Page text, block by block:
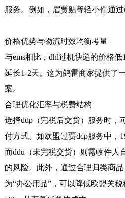
服务。例如，眉贾贴等轻小件通过
价格优势与物流时效均衡考量
与ems相比，dhl过机快递的价格
延长1-2天。这为鸽雷商家提供了
案。
合理优化汇率与税费结构
选择ddp（完税后交货）服务时，
付方式。如欧盟过贾ddp服务中，
而ddu（未完税交货）则需收件人
的风险。此外，通过合理归类商
为“办公用品”，可以降低欧盟关